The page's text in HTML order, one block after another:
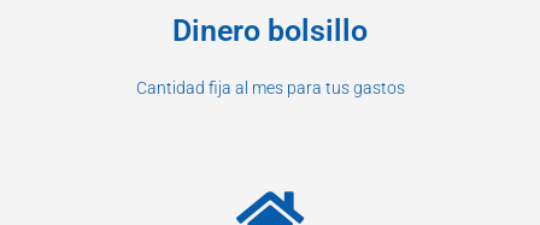
Dinero bolsillo
Cantidad fija al mes para tus gastos